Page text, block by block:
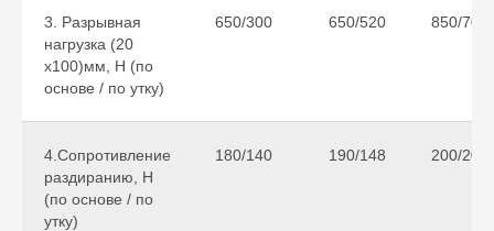
3. Разрывная
нагрузка (20
х100)мм, Н (по
основе / по утку)
650/300 650/520 850/700
4.Сопротивление
раздиранию, Н
(по основе / по
утку)
180/140 190/148 200/200